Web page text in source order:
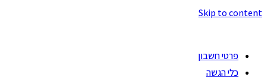
Skip to content
פרטי חשבון
כלי הגשה